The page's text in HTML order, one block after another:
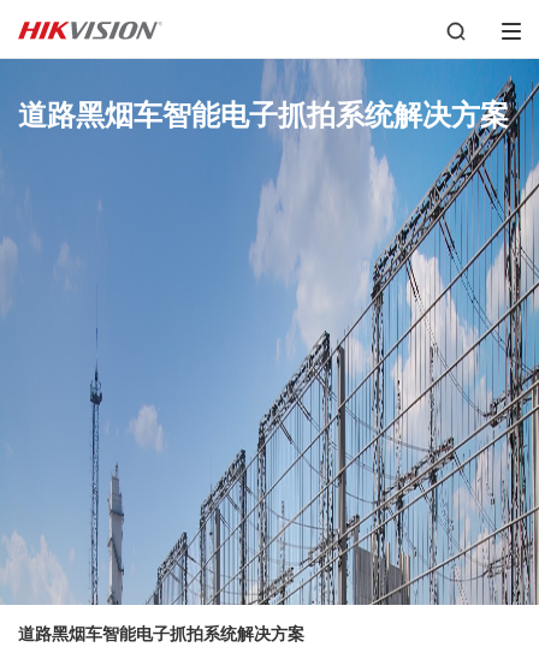
道路黑烟车智能电子抓拍系统解决方案
道路黑烟车智能电子抓拍系统解决方案